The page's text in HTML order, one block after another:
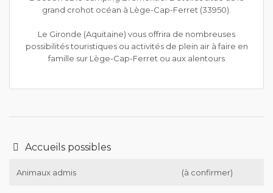
grand crohot océan à Lège-Cap-Ferret (33950).
Le Gironde (Aquitaine) vous offrira de nombreuses
possibilités touristiques ou activités de plein air à faire en
famille sur Lège-Cap-Ferret ou aux alentours
Accueils possibles
Animaux admis (à confirmer)